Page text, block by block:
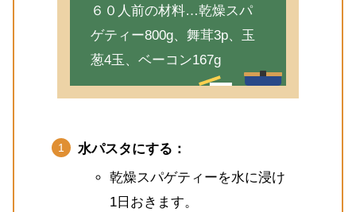
６０人前の材料…乾燥スパ
ゲティー800g、舞茸3p、玉
葱4玉、ベーコン167g
水パスタにする：
乾燥スパゲティーを水に浸け
1日おきます。